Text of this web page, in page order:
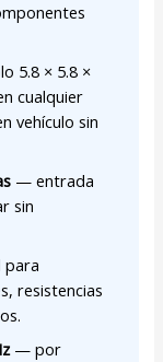
5.8 × 5.8 ×
cualquier
vehículo sin
— entrada
sin
resistencias
— por